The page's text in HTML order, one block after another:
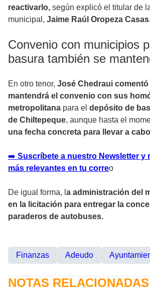
reactivarlo, según explicó el titular de
municipal, Jaime Raúl Oropeza
Convenio con municipios
basura también se
En otro tenor, José Chedraui comentó
mantendrá el convenio con sus
metropolitana para el depósito de
de Chiltepeque, aunque hasta el
una fecha concreta para llevar a
➡️ Suscríbete a nuestro Newsletter y
más relevantes en tu correo
De igual forma, l a administración del
en la licitación para entregar la
paraderos de autobuses.
Finanzas Adeudo
NOTAS RELACIONADAS